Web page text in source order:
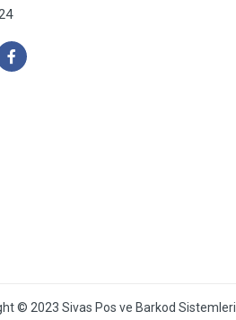
© 2023 Sivas Pos ve Barkod Sistemleri